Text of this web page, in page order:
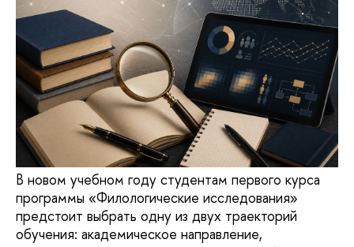
В новом учебном году студентам первого курса
программы «Филологические исследования»
предстоит выбрать одну из двух траекторий
обучения: академическое направление,